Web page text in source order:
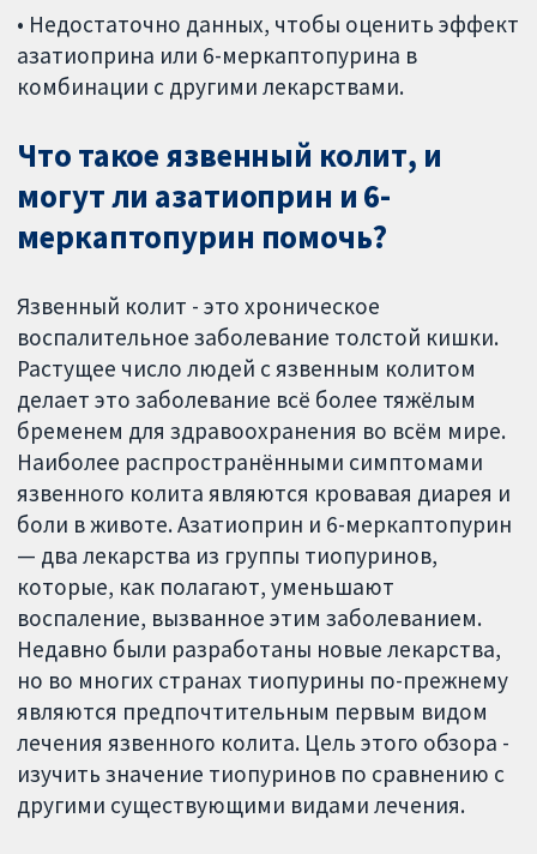
• Недостаточно данных, чтобы оценить эффект
азатиоприна или 6-меркаптопурина в
комбинации с другими лекарствами.
Что такое язвенный колит, и
могут ли азатиоприн и 6-
меркаптопурин помочь?
Язвенный колит - это хроническое
воспалительное заболевание толстой кишки.
Растущее число людей с язвенным колитом
делает это заболевание всё более тяжёлым
бременем для здравоохранения во всём мире.
Наиболее распространёнными симптомами
язвенного колита являются кровавая диарея и
боли в животе. Азатиоприн и 6-меркаптопурин
— два лекарства из группы тиопуринов,
которые, как полагают, уменьшают
воспаление, вызванное этим заболеванием.
Недавно были разработаны новые лекарства,
но во многих странах тиопурины по-прежнему
являются предпочтительным первым видом
лечения язвенного колита. Цель этого обзора -
изучить значение тиопуринов по сравнению с
другими существующими видами лечения.